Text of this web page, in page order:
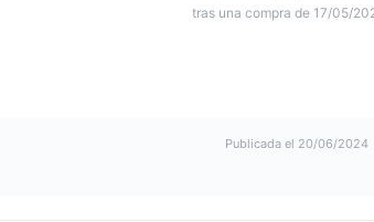
tras una compra de 17/05/
Publicada el 20/06/2024